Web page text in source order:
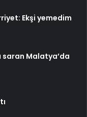
Ekşi yemedim
saran Malatya’da